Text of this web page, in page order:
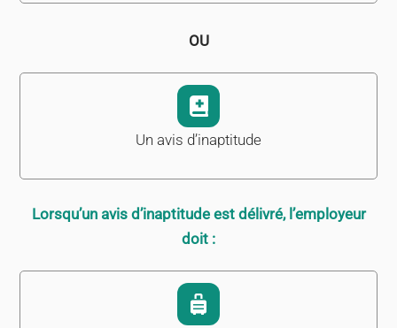
OU
Un avis d’inaptitude
Lorsqu’un avis d’inaptitude est délivré, l’employeur
doit :